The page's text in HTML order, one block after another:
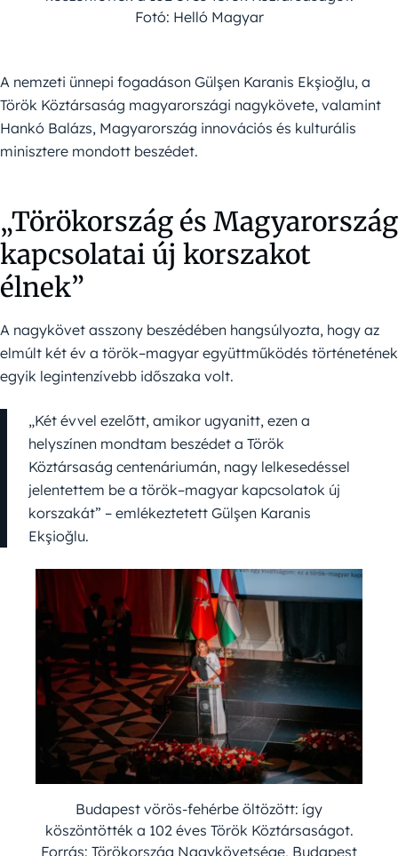
Fotó: Helló Magyar
A nemzeti ünnepi fogadáson Gülşen Karanis Ekşioğlu, a
Török Köztársaság magyarországi nagykövete, valamint
Hankó Balázs, Magyarország innovációs és kulturális
minisztere mondott beszédet.
„Törökország és Magyarország
kapcsolatai új korszakot
élnek”
A nagykövet asszony beszédében hangsúlyozta, hogy az
elmúlt két év a török–magyar együttműködés történetének
egyik legintenzívebb időszaka volt.
„Két évvel ezelőtt, amikor ugyanitt, ezen a
helyszínen mondtam beszédet a Török
Köztársaság centenáriumán, nagy lelkesedéssel
jelentettem be a török–magyar kapcsolatok új
korszakát” – emlékeztetett Gülşen Karanis
Ekşioğlu.
Budapest vörös-fehérbe öltözött: így
köszöntötték a 102 éves Török Köztársaságot.
Forrás: Törökország Nagykövetsége, Budapest